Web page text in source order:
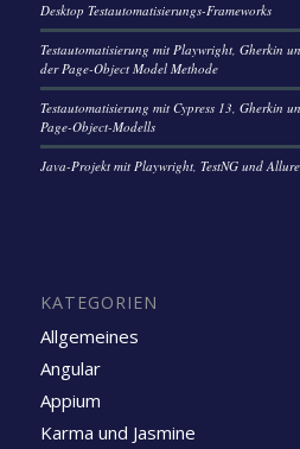
Desktop Testautomatisierungs-Frameworks
Testautomatisierung mit Playwright, Gherkin
der Page-Object Model Methode
Testautomatisierung mit Cypress 13, Gherkin
Page-Object-Modells
Java-Projekt mit Playwright, TestNG und
KATEGORIEN
Allgemeines
Angular
Appium
Karma und Jasmine